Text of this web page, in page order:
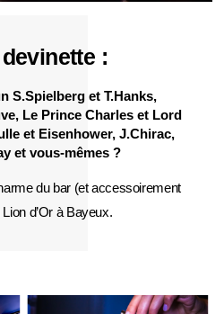
:
S.Spielberg et T.Hanks,
Le Prince Charles et Lord
et Eisenhower, J.Chirac,
et vous-mêmes ?
du bar (et accessoirement
Lion d’Or à Bayeux.